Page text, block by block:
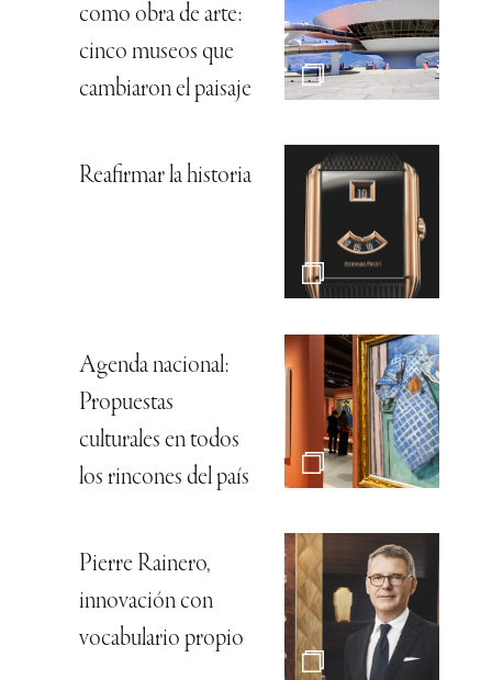
como obra de arte:
cinco museos que
cambiaron el paisaje
Reafirmar la historia
Agenda nacional:
Propuestas
culturales en todos
los rincones del país
Pierre Rainero,
innovación con
vocabulario propio